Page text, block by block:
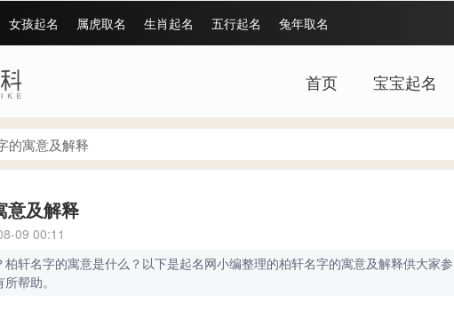
女孩起名 属虎取名 生肖起名 五行起名 兔年取名
首页 宝宝起名
的寓意及解释
意及解释
09 00:11
柏轩名字的寓意是什么？以下是起名网小编整理的柏轩名字的寓意及解释供大家参
帮助。